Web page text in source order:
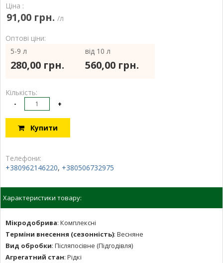
Ціна :
91,00 грн. /л
Оптові ціни:
5-9 л
280,00 грн.
від 10 л
560,00 грн.
Кількість:
- +
Купити
Телефони:
+380962146220, +380506732975
Характеристики товару:
Мікродобрива: Комплексні
Терміни внесення (сезонність): Весняне
Вид обробки: Післяпосівне (Підгодівля)
Агрегатний стан: Рідкі